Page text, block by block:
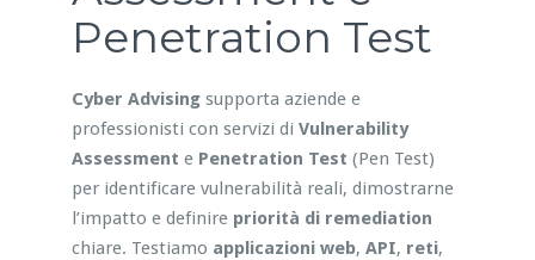
Penetration Test
Cyber Advisingsupporta aziende e
professionisti con servizi di Vulnerability
Assessment e Penetration Test (Pen Test)
per identificare vulnerabilità reali, dimostrarne
l’impatto e definire priorità di remediation
chiare. Testiamo applicazioni web, API, reti,